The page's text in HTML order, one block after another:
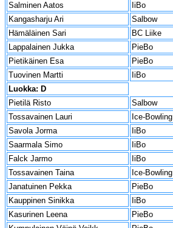
Salminen Aatos
IiBo
Kangasharju Ari
Salbow
Hämäläinen Sari
BC Liike
Lappalainen Jukka
PieBo
Pietikäinen Esa
PieBo
Tuovinen Martti
IiBo
Luokka: D
Pietilä Risto
Salbow
Tossavainen Lauri
Ice-Bowling
Savola Jorma
IiBo
Saarmala Simo
IiBo
Falck Jarmo
IiBo
Tossavainen Taina
Ice-Bowling
Janatuinen Pekka
PieBo
Kauppinen Sinikka
IiBo
Kasurinen Leena
PieBo